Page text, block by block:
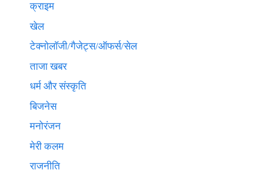
क्राइम
खेल
टेक्नाेलाॅजी/गैजेट्स/ऑफर्स/सेल
ताजा खबर
धर्म और संस्कृति
बिजनेस
मनोरंजन
मेरी कलम
राजनीति